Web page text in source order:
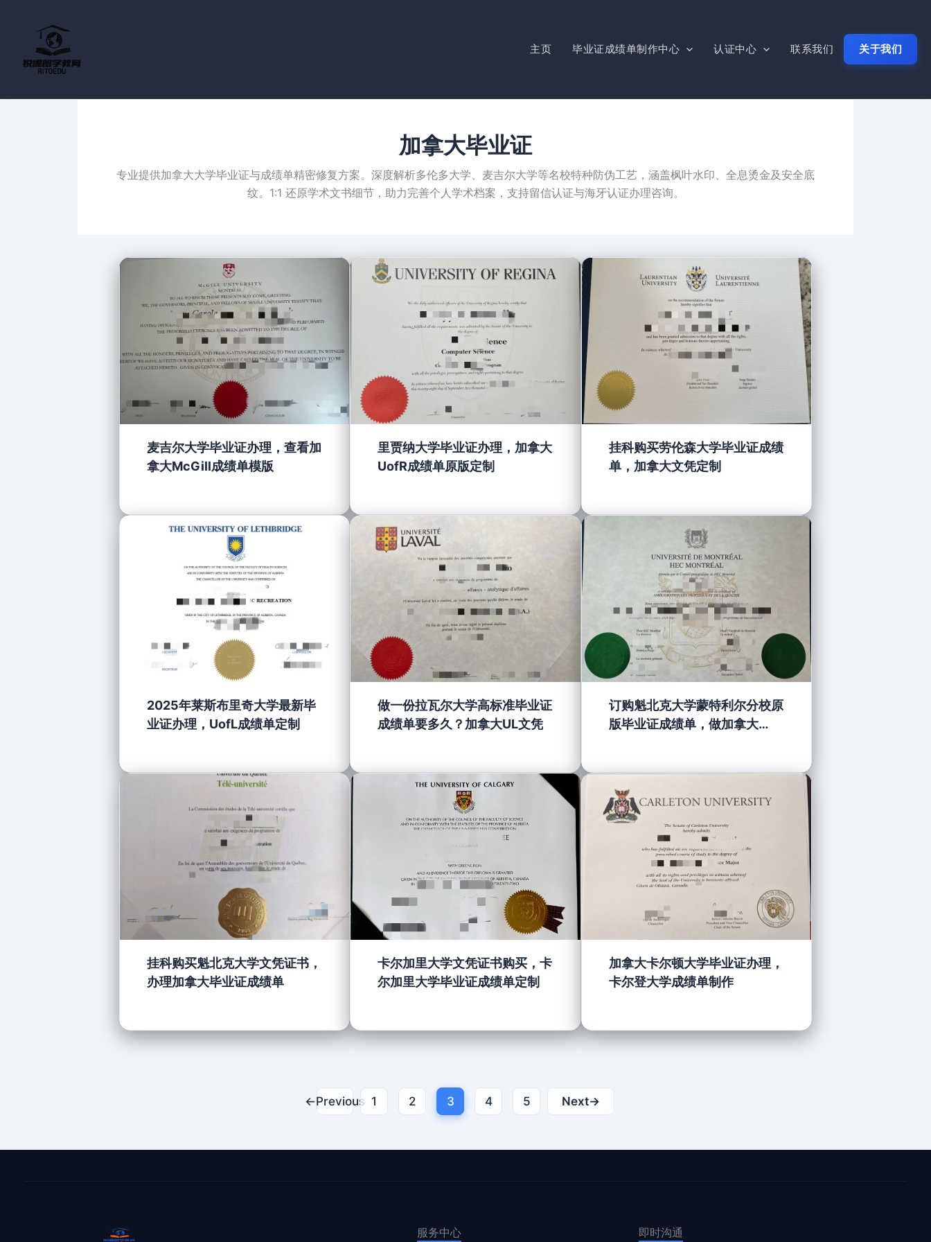
主页 毕业证成绩单制作中心 认证中心 联系我们 关于我们
加拿大毕业证
专业提供加拿大大学毕业证与成绩单精密修复方案。深度解析多伦多大学、麦吉尔大学等名校特种防伪工艺，涵盖枫叶水印、全息烫金及安全底
纹。1:1 还原学术文书细节，助力完善个人学术档案，支持留信认证与海牙认证办理咨询。
麦吉尔大学毕业证办理，查看加
拿大McGill成绩单模版
里贾纳大学毕业证办理，加拿大
UofR成绩单原版定制
挂科购买劳伦森大学毕业证成绩
单，加拿大文凭定制
2025年莱斯布里奇大学最新毕
业证办理，UofL成绩单定制
做一份拉瓦尔大学高标准毕业证
成绩单要多久？加拿大UL文凭
订购魁北克大学蒙特利尔分校原
版毕业证成绩单，做加拿大
挂科购买魁北克大学文凭证书，
办理加拿大毕业证成绩单
卡尔加里大学文凭证书购买，卡
尔加里大学毕业证成绩单定制
加拿大卡尔顿大学毕业证办理，
卡尔登大学成绩单制作
←Previous 1 2 3 4 5 Next→
服务中心 即时沟通